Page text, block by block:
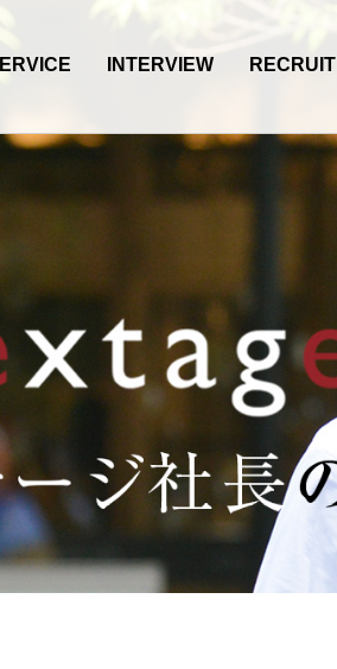
INTERVIEW RECRUIT